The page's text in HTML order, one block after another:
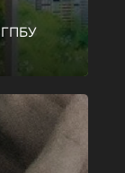
ГПБУ